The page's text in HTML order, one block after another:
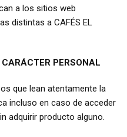
a los sitios web
distintas a CAFÉS EL
PERSONAL
que lean atentamente la
incluso en caso de acceder
adquirir producto alguno.